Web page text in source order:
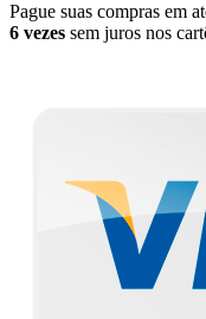
Pague suas compras em
6 vezes sem juros nos